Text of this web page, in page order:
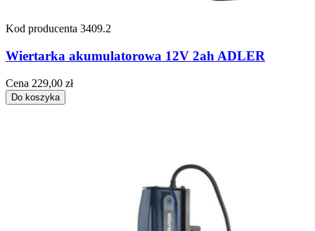
Kod producenta 3409.2
Wiertarka akumulatorowa 12V 2ah ADLER
Cena 229,00 zł
Do koszyka